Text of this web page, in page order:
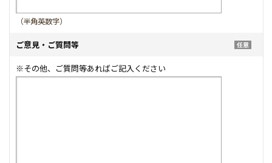
（半角英数字）
ご意見・ご質問等
※その他、ご質問等あればご記入ください